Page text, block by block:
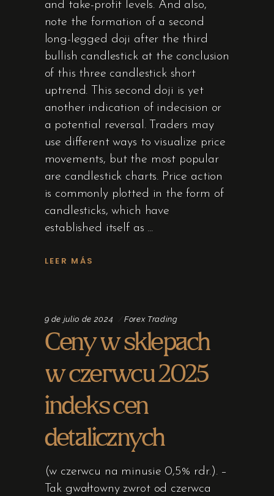
and take-profit levels. And also,
note the formation of a second
long-legged doji after the third
bullish candlestick at the conclusion
of this three candlestick short
uptrend. This second doji is yet
another indication of indecision or
a potential reversal. Traders may
use different ways to visualize price
movements, but the most popular
are candlestick charts. Price action
is commonly plotted in the form of
candlesticks, which have
established itself as
LEER MÁS
9 de julio de 2024 Forex Trading
Ceny w sklepach
w czerwcu 2025
indeks cen
detalicznych
(w czerwcu na minusie 0,5% rdr.). –
Tak gwałtowny zwrot od czerwca